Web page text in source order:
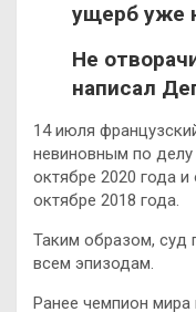
ущерб уже
Не
написал
14 июля
невиновным по
октябре 2020 года
октябре 2018 года.
Таким образом, суд
всем эпизодам.
Ранее чемпион